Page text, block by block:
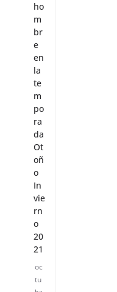
ho
m
br
e
en
la
te
m
po
ra
da
Ot
oñ
o
In
vie
rn
o
20
21
oc
tu